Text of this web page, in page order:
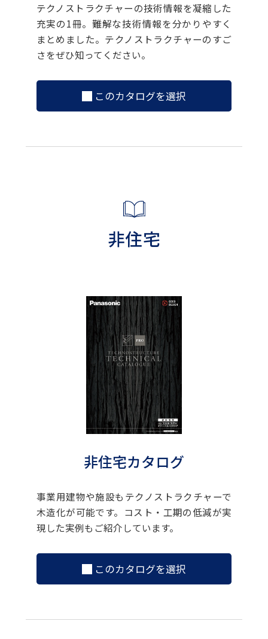
テクノストラクチャーの技術情報を凝縮した
充実の1冊。難解な技術情報を分かりやすく
まとめました。テクノストラクチャーのすご
さをぜひ知ってください。
このカタログを選択
非住宅
非住宅カタログ
事業用建物や施設もテクノストラクチャーで
木造化が可能です。コスト・工期の低減が実
現した実例もご紹介しています。
このカタログを選択